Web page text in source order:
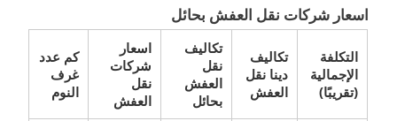
اسعار شركات نقل العفش بحائل
كم عدد
غرف
النوم
اسعار
شركات
نقل
العفش
تكاليف
نقل
العفش
بحائل
تكاليف
دينا نقل
العفش
التكلفة
الإجمالية
(تقريبًا)